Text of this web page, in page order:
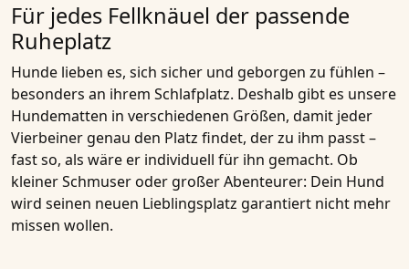
Für jedes Fellknäuel der passende
Ruheplatz
Hunde lieben es, sich sicher und geborgen zu fühlen –
besonders an ihrem Schlafplatz. Deshalb gibt es unsere
Hundematten in verschiedenen Größen, damit jeder
Vierbeiner genau den Platz findet, der zu ihm passt –
fast so, als wäre er individuell für ihn gemacht. Ob
kleiner Schmuser oder großer Abenteurer: Dein Hund
wird seinen neuen Lieblingsplatz garantiert nicht mehr
missen wollen.